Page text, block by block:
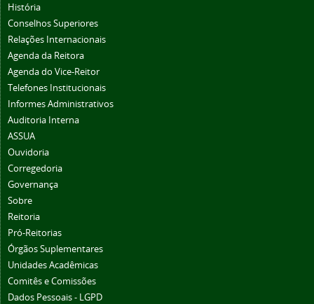
História
Conselhos Superiores
Relações Internacionais
Agenda da Reitora
Agenda do Vice-Reitor
Telefones Institucionais
Informes Administrativos
Auditoria Interna
ASSUA
Ouvidoria
Corregedoria
Governança
Sobre
Reitoria
Pró-Reitorias
Órgãos Suplementares
Unidades Acadêmicas
Comitês e Comissões
Dados Pessoais - LGPD